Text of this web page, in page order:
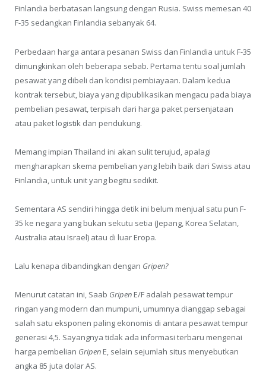
Finlandia berbatasan langsung dengan Rusia. Swiss memesan 40
F-35 sedangkan Finlandia sebanyak 64.
Perbedaan harga antara pesanan Swiss dan Finlandia untuk F-35
dimungkinkan oleh beberapa sebab. Pertama tentu soal jumlah
pesawat yang dibeli dan kondisi pembiayaan. Dalam kedua
kontrak tersebut, biaya yang dipublikasikan mengacu pada biaya
pembelian pesawat, terpisah dari harga paket persenjataan
atau paket logistik dan pendukung.
Memang impian Thailand ini akan sulit terujud, apalagi
mengharapkan skema pembelian yang lebih baik dari Swiss atau
Finlandia, untuk unit yang begitu sedikit.
Sementara AS sendiri hingga detik ini belum menjual satu pun F-
35 ke negara yang bukan sekutu setia (Jepang, Korea Selatan,
Australia atau Israel) atau di luar Eropa.
Lalu kenapa dibandingkan dengan Gripen?
Menurut catatan ini, Saab Gripen E/F adalah pesawat tempur
ringan yang modern dan mumpuni, umumnya dianggap sebagai
salah satu eksponen paling ekonomis di antara pesawat tempur
generasi 4,5. Sayangnya tidak ada informasi terbaru mengenai
harga pembelian Gripen E, selain sejumlah situs menyebutkan
angka 85 juta dolar AS.